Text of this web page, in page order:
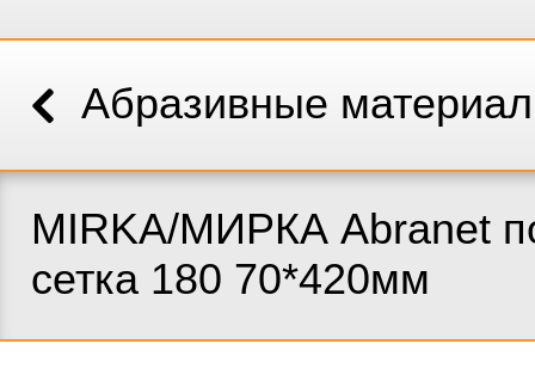
Абразивные
MIRKA/МИРКА Abranet
сетка 180 70*420мм